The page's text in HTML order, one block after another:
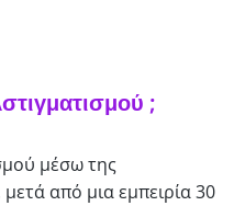
;
μέσω της
μετά από μια εμπειρία 30